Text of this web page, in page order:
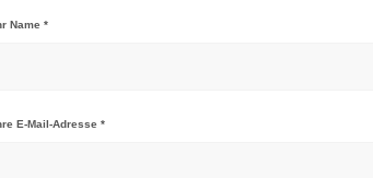
Name*
E-Mail-Adresse*